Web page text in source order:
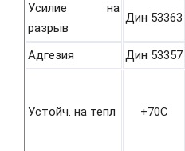
Усилие на
разрыв
Дин 53363
Адгезия Дин 53357
Устойч. на тепл +70С